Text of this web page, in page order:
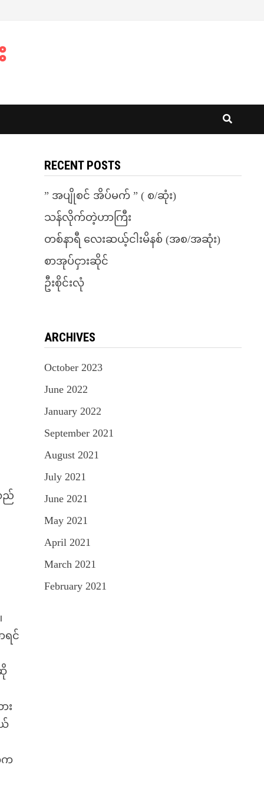
ည်
ရင်
း
က
RECENT POSTS
” အပျိုစင် အိပ်မက် ” ( စ/ဆုံး)
သန်လိုက်တဲ့ဟာကြီး
တစ်နာရီ လေးဆယ့်ငါးမိနစ် (အစ/အဆုံး)
စာအုပ်ငှားဆိုင်
ဦးစိုင်းလုံ
ARCHIVES
October 2023
June 2022
January 2022
September 2021
August 2021
July 2021
June 2021
May 2021
April 2021
March 2021
February 2021